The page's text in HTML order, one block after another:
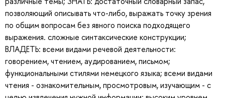
позволяющий описывать что-либо, выражать точку зрения
по общим вопросам без явного поиска подходящего
выражения. сложные синтаксические конструкции;
ВЛАДЕТЬ: всеми видами речевой деятельности:
говорением, чтением, аудированием, письмом;
функциональными стилями немецкого языка; всеми видами
чтения - ознакомительным, просмотровым, изучающим - с